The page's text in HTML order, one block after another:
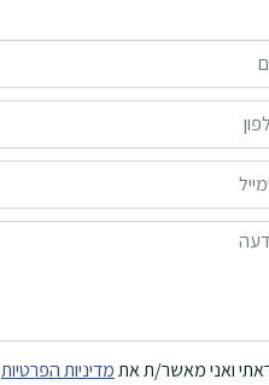
ואני מאשר/ת אתמדיניות הפרטיות